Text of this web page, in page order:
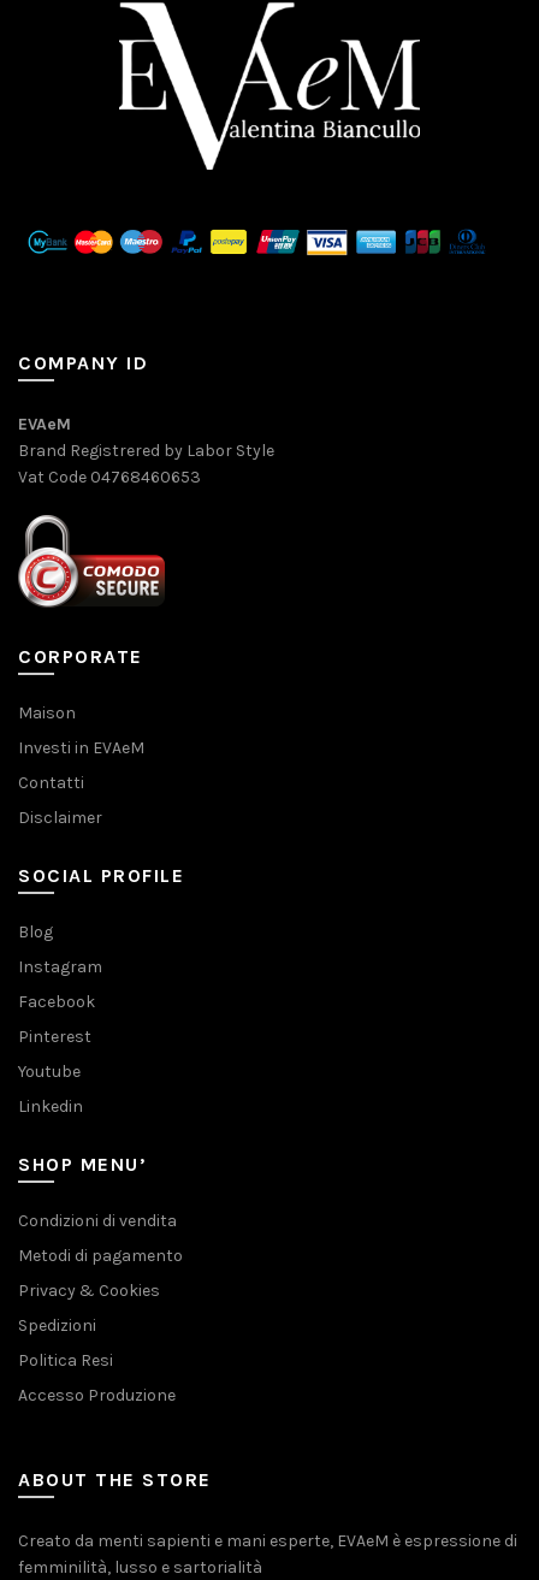
COMPANY ID
EVAeM
Brand Registrered by Labor Style
Vat Code 04768460653
CORPORATE
Maison
Investi in EVAeM
Contatti
Disclaimer
SOCIAL PROFILE
Blog
Instagram
Facebook
Pinterest
Youtube
Linkedin
SHOP MENU’
Condizioni di vendita
Metodi di pagamento
Privacy & Cookies
Spedizioni
Politica Resi
Accesso Produzione
ABOUT THE STORE
Creato da menti sapienti e mani esperte, EVAeM è espressione di
femminilità, lusso e sartorialità